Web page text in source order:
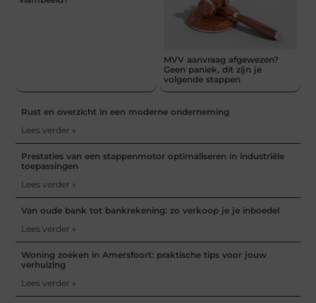
MVV aanvraag afgewezen?
Geen paniek, dit zijn je
volgende stappen
Rust en overzicht in een moderne onderneming
Lees verder »
Prestaties van een stappenmotor optimaliseren in industriële
toepassingen
Lees verder »
Van oude bank tot bankrekening: zo verkoop je je inboedel
Lees verder »
Woning zoeken in Amersfoort: praktische tips voor jouw
verhuizing
Lees verder »